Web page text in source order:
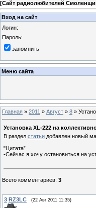
[Сайт радиолюбителей
Вход на сайт
Логин:
Пароль:
запомнить
Меню сайта
Главная » 2011 » Август » 8 »
Установка XL-222 на
В раздел статьи добавлен новый
"Цитата”
-Сейчас я хочу остановиться на
Всего комментариев: 3
3 RZ3LC (22 Авг 2011 11:35)